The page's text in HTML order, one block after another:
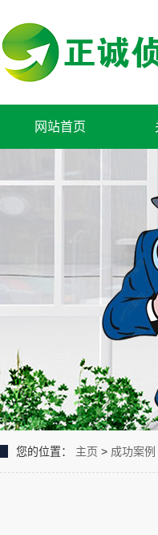
网站首页
您的位置： 主页 > 成功案例